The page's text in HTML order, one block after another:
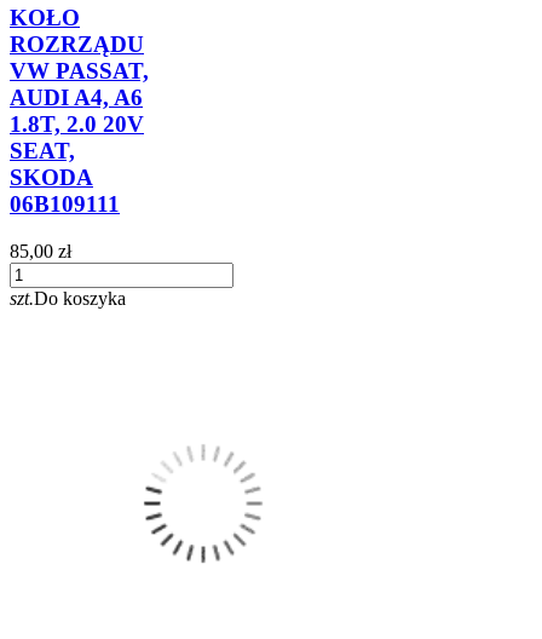
KOŁO
ROZRZĄDU
VW PASSAT,
AUDI A4, A6
1.8T, 2.0 20V
SEAT,
SKODA
06B109111
85,00 zł
szt.Do koszyka